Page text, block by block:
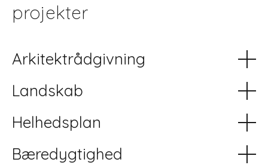
projekter
Arkitektrådgivning
Landskab
Helhedsplan
Bæredygtighed